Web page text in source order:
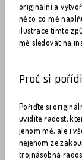
originální a
něco co mě
ilustrace tímto
mě sledovat na
Proč si
Pořiďte si
uvidíte radost,
jenom mě, ale i
nejenom ze
trojnásobná